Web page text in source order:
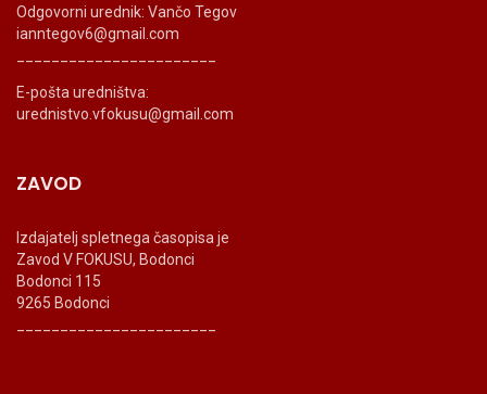
Odgovorni urednik: Vančo Tegov
ianntegov6@gmail.com
E-pošta uredništva:
urednistvo.vfokusu@gmail.com
ZAVOD
Izdajatelj spletnega časopisa je
Zavod V FOKUSU, Bodonci
Bodonci 115
9265 Bodonci